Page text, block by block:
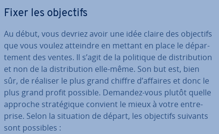
Fixer les objectifs
Au début, vous devriez avoir une idée claire des objectifs
que vous voulez atteindre en mettant en place le dé­par­
te­ment des ventes. Il s’agit de la politique de dis­tri­bu­tion
et non de la dis­tri­bu­tion elle-même. Son but est, bien
sûr, de réaliser le plus grand chiffre d’affaires et donc le
plus grand profit possible. Demandez-vous plutôt quelle
approche stra­té­gique convient le mieux à votre en­tre­
prise. Selon la situation de départ, les objectifs suivants
sont possibles :